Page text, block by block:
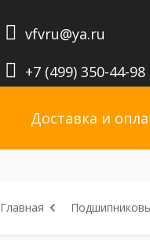
vfvru@ya.ru
+7 (499) 350-44-98
Доставка и
Главная